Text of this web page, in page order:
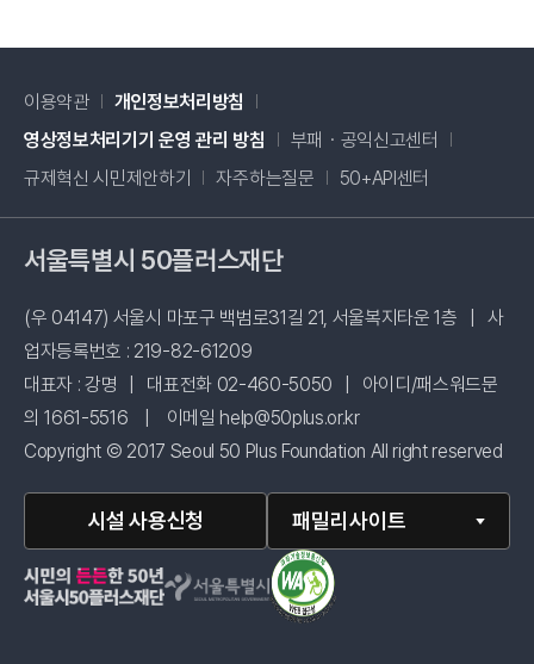
이용약관
개인정보처리방침
영상정보처리기기 운영 관리 방침
부패・공익신고센터 새창 열림
규제혁신 시민제안하기 새창 열림
자주하는질문 50+API센터
서울특별시 50플러스재단
(우 04147) 서울시 마포구 백범로31길 21, 서울복지타운 1층
사
업자등록번호 : 219-82-61209
대표자 : 강명
대표전화 02-460-5050
아이디/패스워드문
의 1661-5516
이메일 help@50plus.or.kr
Copyright © 2017 Seoul 50 Plus Foundation All right reserved
시설 사용신청 패밀리사이트